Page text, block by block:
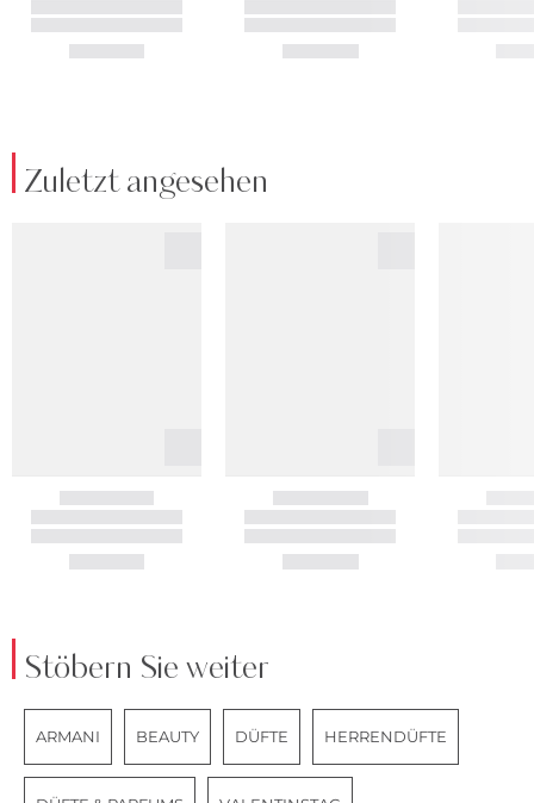
Zuletzt angesehen
Stöbern Sie weiter
ARMANI BEAUTY DÜFTE HERRENDÜFTE